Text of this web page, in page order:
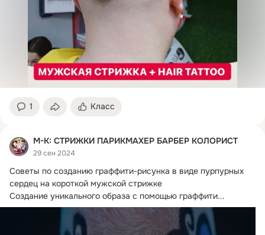
1 Класс
М-К: СТРИЖКИ ПАРИКМАХЕР БАРБЕР КОЛОРИСТ
29 сен 2024
Советы по созданию граффити-рисунка в виде пурпурных
сердец на короткой мужской стрижке
Создание уникального образа с помощью граффити...